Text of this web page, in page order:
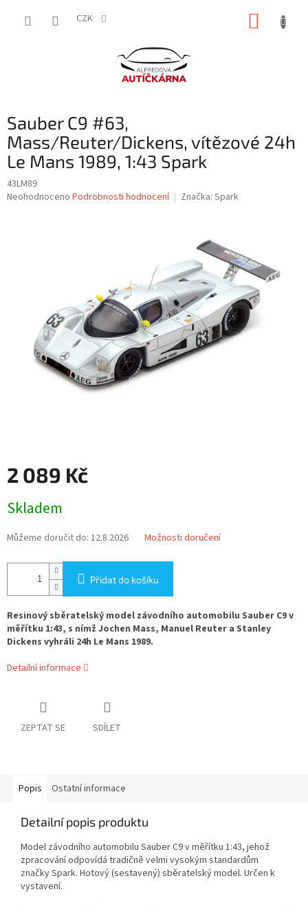
CZK
Sauber C9 #63,
Mass/Reuter/Dickens, vítězové 24h
Le Mans 1989, 1:43 Spark
43LM89
Průměrné
Neohodnoceno Podrobnosti hodnocení Značka: Spark
2 089 Kč
cena:
Skladem
Můžeme doručit do: 12.8.2026 Možnosti doručení
Přidat do košíku
Resinový sběratelský model závodního automobilu Sauber C9 v
měřítku 1:43, s nímž Jochen Mass, Manuel Reuter a Stanley
Dickens vyhráli 24h Le Mans 1989.
Detailní informace
ZEPTAT SE SDÍLET
Popis Ostatní informace
Detailní popis produktu
Model závodního automobilu Sauber C9 v měřítku 1:43, jehož
zpracování odpovídá tradičně velmi vysokým standardům
značky Spark. Hotový (sestavený) sběratelský model. Určen k
vystavení.